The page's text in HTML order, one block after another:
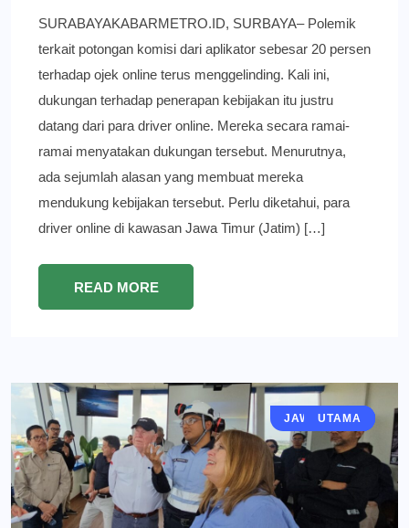
SURABAYAKABARMETRO.ID, SURBAYA– Polemik
terkait potongan komisi dari aplikator sebesar 20 persen
terhadap ojek online terus menggelinding. Kali ini,
dukungan terhadap penerapan kebijakan itu justru
datang dari para driver online. Mereka secara ramai-
ramai menyatakan dukungan tersebut. Menurutnya,
ada sejumlah alasan yang membuat mereka
mendukung kebijakan tersebut. Perlu diketahui, para
driver online di kawasan Jawa Timur (Jatim) […]
READ MORE
BERITA
EKONOMI
GRESIK
JAWA TIMUR
UTAMA